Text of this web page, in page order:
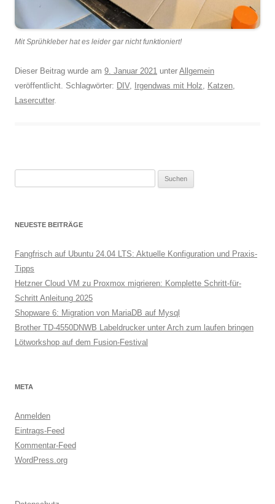
Mit Sprühkleber hat es leider gar nicht funktioniert!
Dieser Beitrag wurde am 9. Januar 2021 unter Allgemein
veröffentlicht. Schlagwörter: DIV, Irgendwas mit Holz Katzen
Lasercutter.
NEUESTE BEITRÄGE
Fangfrisch auf Ubuntu 24.04 LTS: Aktuelle Konfiguration und Praxis-
Tipps
Hetzner Cloud VM zu Proxmox migrieren: Komplette Schritt-für-
Schritt Anleitung 2025
Shopware 6: Migration von MariaDB auf Mysql
Brother TD-4550DNWB Labeldrucker unter Arch zum laufen bringen
Lötworkshop auf dem Fusion-Festival
META
Anmelden
Eintrags-Feed
Kommentar-Feed
WordPress.org